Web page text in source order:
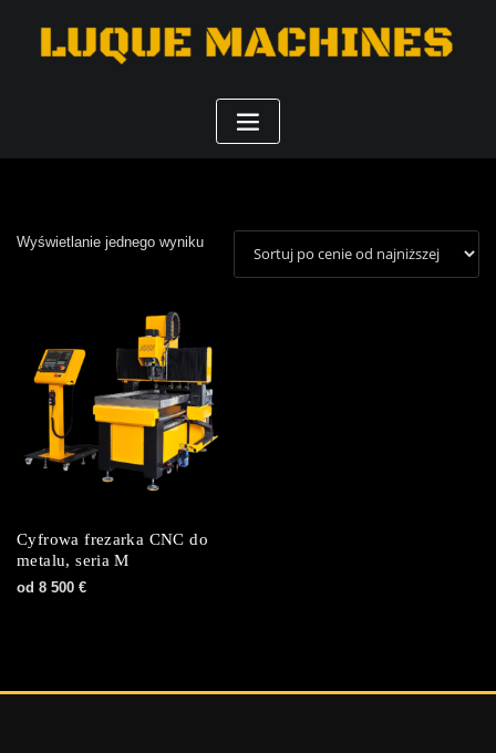
Wyświetlanie jednego wyniku
Cyfrowa frezarka CNC do
metalu, seria M
od 8 500 €